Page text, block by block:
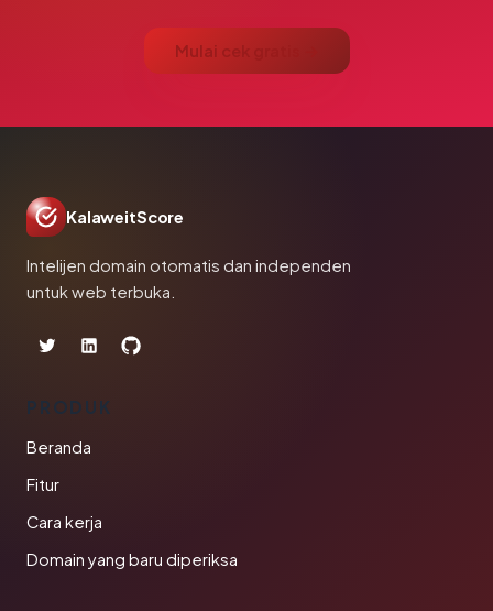
Mulai cek gratis →
KalaweitScore
Intelijen domain otomatis dan independen
untuk web terbuka.
PRODUK
Beranda
Fitur
Cara kerja
Domain yang baru diperiksa